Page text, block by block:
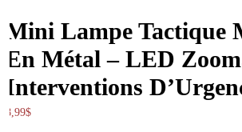
Mini Lampe Tactique
En Métal – LED
Interventions
8,99$